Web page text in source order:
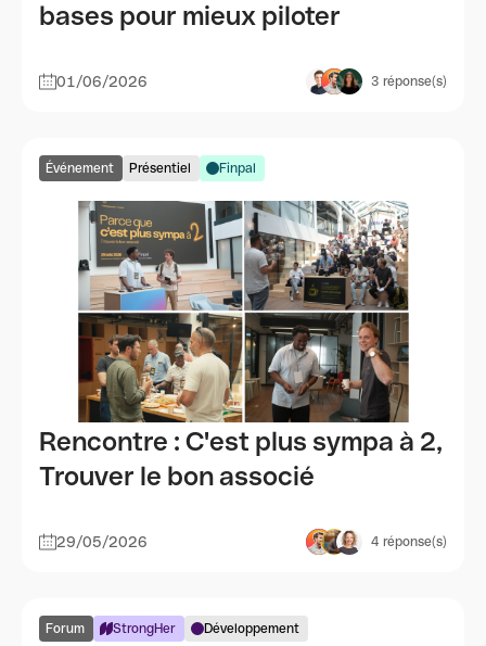
bases pour mieux piloter
01/06/2026 3 réponse(s)
Événement Présentiel Finpal
Rencontre : C'est plus sympa à 2,
Trouver le bon associé
29/05/2026 4 réponse(s)
Forum StrongHer Développement